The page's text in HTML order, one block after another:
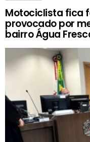
Motociclista fica
provocado por
bairro Água